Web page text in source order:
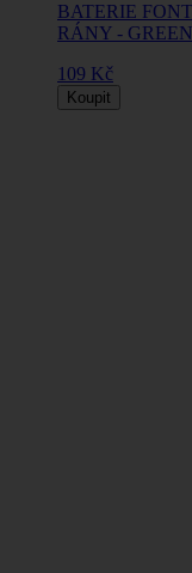
BATERIE
RÁNY -
109 Kč
Koupit